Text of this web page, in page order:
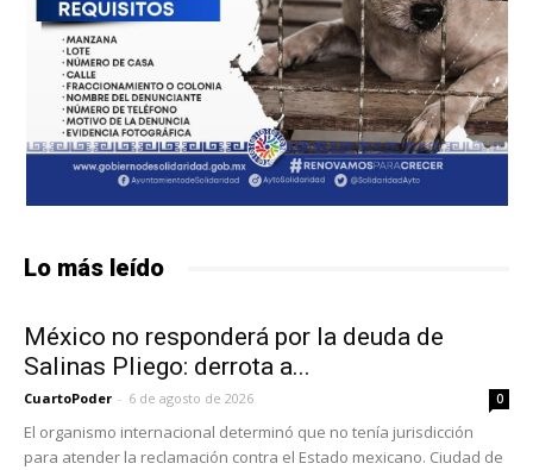
Lo más leído
México no responderá por la deuda de
Salinas Pliego: derrota a...
CuartoPoder - 6 de agosto de 2026 0
El organismo internacional determinó que no tenía jurisdicción
para atender la reclamación contra el Estado mexicano. Ciudad de